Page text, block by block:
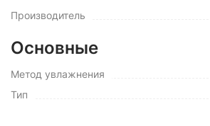
Производитель
Основные
Метод увлажнения
Тип